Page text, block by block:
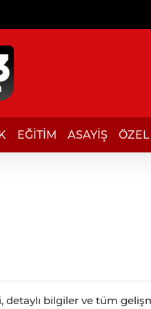
EĞİTİM ASAYİŞ
bilgiler ve tüm